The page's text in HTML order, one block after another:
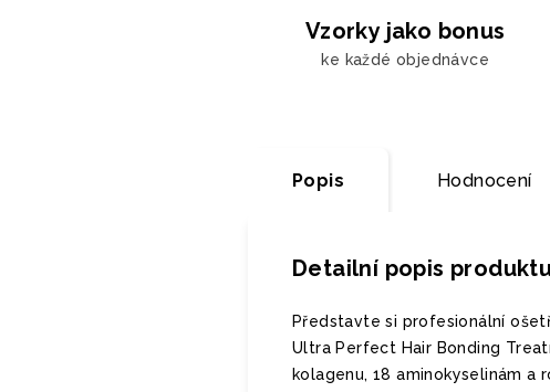
Vzorky jako bonus
ke každé objednávce
Popis Hodnocení
Detailní popis
Představte si profesionální
Ultra Perfect Hair Bonding
kolagenu, 18 aminokyselinám